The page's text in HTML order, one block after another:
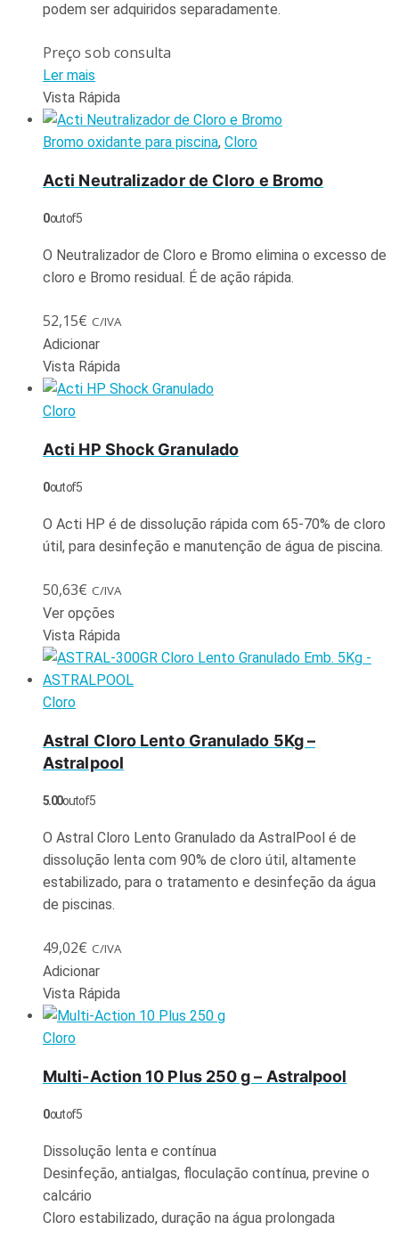
podem ser adquiridos separadamente.
Preço sob consulta
Ler mais
Vista Rápida
Bromo oxidante para piscina, Cloro
Acti Neutralizador de Cloro e Bromo
0out of 5
O Neutralizador de Cloro e Bromo elimina o excesso de
cloro e Bromo residual. É de ação rápida.
52,15€ C/IVA
Adicionar
Vista Rápida
Cloro
Acti HP Shock Granulado
0out of 5
O Acti HP é de dissolução rápida com 65-70% de cloro
útil, para desinfeção e manutenção de água de piscina.
50,63€ C/IVA
Ver opções
Vista Rápida
Cloro
Astral Cloro Lento Granulado 5Kg –
Astralpool
5.00out of 5
O Astral Cloro Lento Granulado da AstralPool é de
dissolução lenta com 90% de cloro útil, altamente
estabilizado, para o tratamento e desinfeção da água
de piscinas.
49,02€ C/IVA
Adicionar
Vista Rápida
Cloro
Multi-Action 10 Plus 250 g – Astralpool
0out of 5
Dissolução lenta e contínua
Desinfeção, antialgas, floculação contínua, previne o
calcário
Cloro estabilizado, duração na água prolongada